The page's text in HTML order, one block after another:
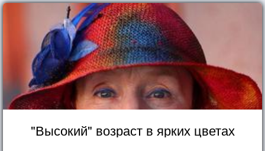
"Высокий" возраст в ярких цветах